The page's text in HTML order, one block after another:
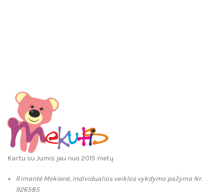
Kartu su Jumis jau nuo 2015 metų
Rimantė Mekienė, Individualios veiklos vykdymo pažyma Nr.
926585